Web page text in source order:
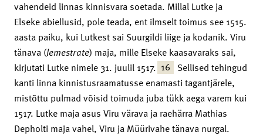
vahendeid linnas kinnisvara soetada. Millal Lutke ja
Elseke abiellusid, pole teada, ent ilmselt toimus see 1515.
aasta paiku, kui Lutkest sai Suurgildi liige ja kodanik. Viru
tänava (lemestrate) maja, mille Elseke kaasavaraks sai,
kirjutati Lutke nimele 31. juulil 1517. 16 Sellised tehingud
kanti linna kinnistusraamatusse enamasti tagantjärele,
mistõttu pulmad võisid toimuda juba tükk aega varem kui
1517. Lutke maja asus Viru värava ja raehärra Mathias
Depholti maja vahel, Viru ja Müürivahe tänava nurgal.